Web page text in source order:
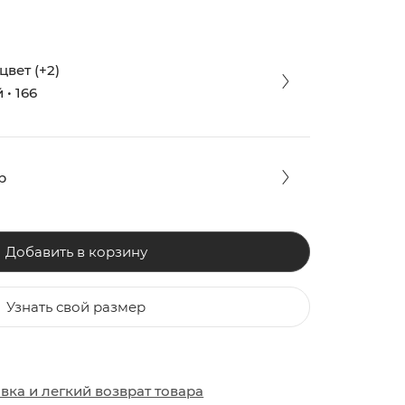
ОБУВЬ
ОБУВЬ
(+2)
166
Добавить в корзину
Узнать свой размер
илегкий возврат товара